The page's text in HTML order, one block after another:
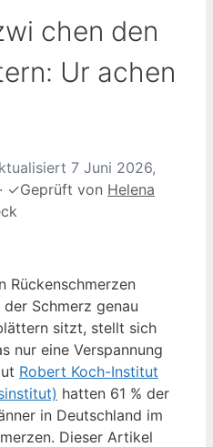
chen den
Ur achen
7 Juni 2026,
· ✓Geprüft von Helena
Rückenschmerzen
Schmerz genau
sitzt, stellt sich
nur eine Verspannung
Robert Koch-Institut
hatten 61 % der
in Deutschland im
Dieser Artikel